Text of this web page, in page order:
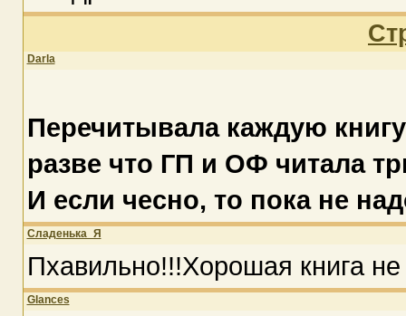
Darla
Перечитывала каждую
разве что ГП и ОФ читала
И если чесно, то пока не
Сладенька_Я
Пхавильно!!!Хорошая книга
Glances